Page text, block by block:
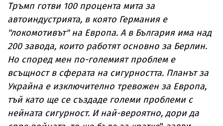
Тръмп готви 100 процента мита за
автоиндустрията, в която Германия е
"локомотивът" на Европа. А в България има над
200 завода, които работят основно за Берлин.
Но според мен по-големият проблем е
всъщност в сферата на сигурността. Планът за
Украйна е изключително тревожен за Европа,
тъй като ще се създаде големи проблеми с
нейната сигурност. И най-вероятно, дори да